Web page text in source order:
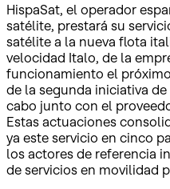
HispaSat, el operador
satélite, prestará su
satélite a la nueva flota
velocidad Italo, de la
funcionamiento el
de la segunda iniciativa
cabo junto con el
Estas actuaciones
ya este servicio en cinco
los actores de referencia
de servicios en movilidad